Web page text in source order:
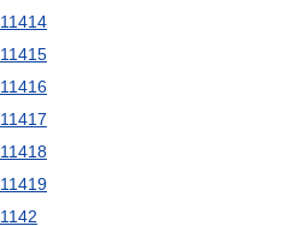
11414
11415
11416
11417
11418
11419
1142